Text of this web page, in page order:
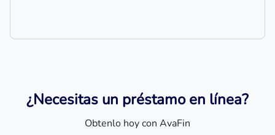
¿Necesitas un préstamo en línea?
Obtenlo hoy con AvaFin